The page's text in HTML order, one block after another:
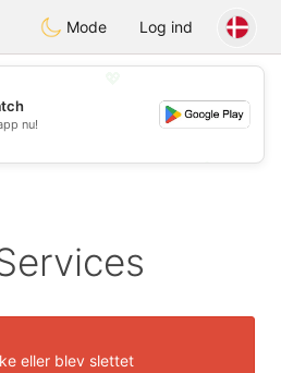
Dating
Mode Log ind
💕
nu!
eller blev slettet